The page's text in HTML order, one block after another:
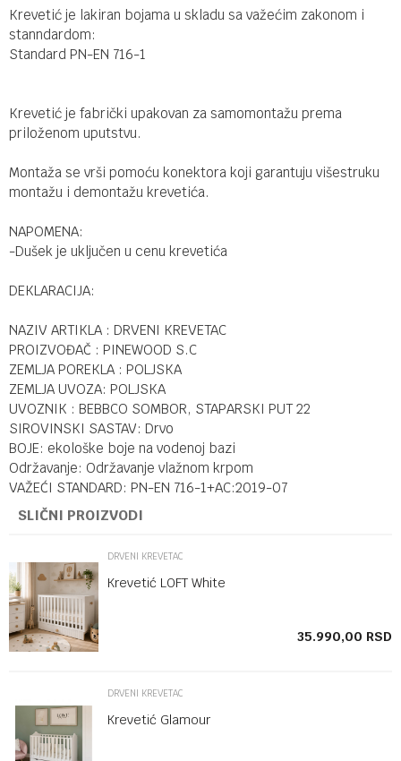
Krevetić je lakiran bojama u skladu sa važećim zakonom i
stanndardom:
Standard PN-EN 716-1
Krevetić je fabrički upakovan za samomontažu prema
priloženom uputstvu.
Montaža se vrši pomoću konektora koji garantuju višestruku
montažu i demontažu krevetića.
NAPOMENA:
-Dušek je uključen u cenu krevetića
DEKLARACIJA:
NAZIV ARTIKLA : DRVENI KREVETAC
PROIZVOĐAČ : PINEWOOD S.C
ZEMLJA POREKLA : POLJSKA
ZEMLJA UVOZA: POLJSKA
UVOZNIK : BEBBCO SOMBOR, STAPARSKI PUT 22
SIROVINSKI SASTAV: Drvo
BOJE: ekološke boje na vodenoj bazi
Održavanje: Održavanje vlažnom krpom
VAŽEĆI STANDARD: PN-EN 716-1+AC:2019-07
SLIČNI PROIZVODI
DRVENI KREVETAC
Krevetić LOFT White
35.990,00 RSD
DRVENI KREVETAC
Krevetić Glamour